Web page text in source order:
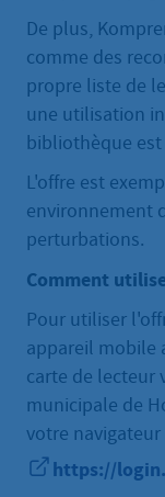
De plus,
comme des
propre liste de
une utilisation
bibliothèque
L'offre est
environnement
perturbations.
Comment
Pour utiliser
appareil mobile
carte de lecteur
municipale de
votre navigateur
https://